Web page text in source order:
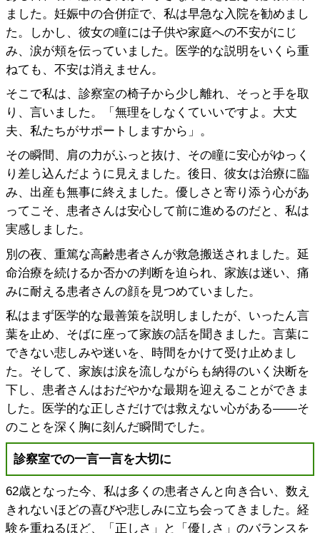
ました。妊娠中の合併症で、私は早急な入院を勧めまし
た。しかし、彼女の瞳には子供や家庭への不安がにじ
み、涙が頬を伝っていました。医学的な説明をいくら重
ねても、不安は消えません。
そこで私は、診察室の椅子から少し離れ、そっと手を取
り、言いました。「無理をしなくていいですよ。大丈
夫、私たちがサポートしますから」。
その瞬間、肩の力がふっと抜け、その瞳に安心がゆっく
り差し込んだように見えました。後日、彼女は治療に臨
み、出産も無事に終えました。優しさと寄り添う心があ
ってこそ、患者さんは安心して前に進めるのだと、私は
実感しました。
別の夜、重篤な高齢患者さんが救急搬送されました。延
命治療を続けるか否かの判断を迫られ、家族は迷い、痛
みに耐える患者さんの顔を見つめていました。
私はまず医学的な最善策を説明しましたが、いったん言
葉を止め、そばに座って家族の話を聞きました。言葉に
できない悲しみや迷いを、時間をかけて受け止めまし
た。そして、家族は涙を流しながらも納得のいく決断を
下し、患者さんはおだやかな最期を迎えることができま
した。医学的な正しさだけでは救えない心がある――そ
のことを深く胸に刻んだ瞬間でした。
診察室での一言一言を大切に
62歳となった今、私は多くの患者さんと向き合い、数え
きれないほどの喜びや悲しみに立ち会ってきました。経
験を重ねるほど、「正しさ」と「優しさ」のバランスを